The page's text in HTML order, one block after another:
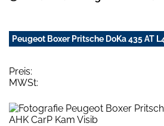
Peugeot Boxer Pritsche DoKa 435 AT
Preis:
MWSt: